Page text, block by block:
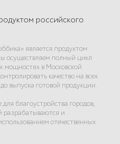
российского
является продуктом
осуществляем полный цикл
мощностях в Московской
качество на всех
выпуска готовой продукции.
благоустройства городов,
разрабатываются и
отечественных